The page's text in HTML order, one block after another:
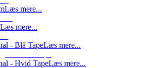
Læs mere...
Læs mere...
- Blå TapeLæs mere...
- Hvid TapeLæs mere...